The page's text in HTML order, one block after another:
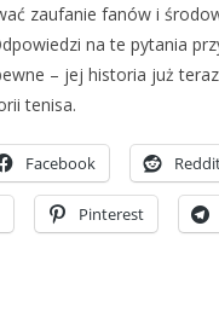
zaufanie fanów i
na te pytania
– jej historia już teraz
tenisa.
Facebook
Pinterest